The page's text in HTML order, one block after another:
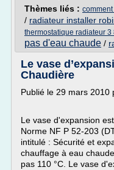
Thèmes liés :
/ radiateur installer
thermostatique radiateur 3
pas d'eau chaude /
Le vase
Chaudière
Publié le 29 mars 2010
Le vase d'expansion
Norme NF P 52-203
intitulé : Sécurité et
chauffage à eau
pas 110 °C. Le vase